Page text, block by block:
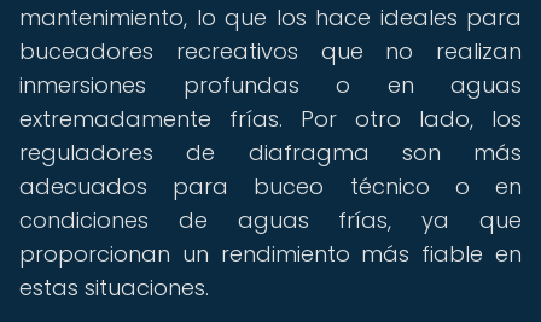
mantenimiento, lo que los hace ideales para
buceadores recreativos que no realizan
inmersiones profundas o en aguas
extremadamente frías. Por otro lado, los
reguladores de diafragma son más
adecuados para buceo técnico o en
condiciones de aguas frías, ya que
proporcionan un rendimiento más fiable en
estas situaciones.